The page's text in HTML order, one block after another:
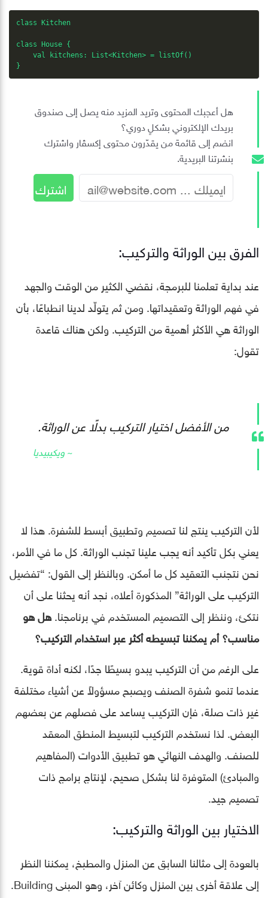
class Kitchen
class House {
    val kitchens: List<Kitchen> = listOf()
}
هل أعجبك المحتوى وتريد المزيد منه يصل إلى صندوق
بريدك الإلكتروني بشكلٍ دوري؟
انضم إلى قائمة من يقدّرون محتوى إكسڤار واشترك
بنشرتنا البريدية.
الفرق بين الوراثة والتركيب:
عند بداية تعلمنا للبرمجة، نقضي الكثير من الوقت والجهد
في فهم الوراثة وتعقيداتها. ومن ثم يتولّد لدينا انطباعًا، بأن
الوراثة هي الأكثر أهمية من التركيب. ولكن هناك قاعدة
تقول:
من الأفضل اختيار التركيب بدلًا عن الوراثة.
ويكيبيديا
لأن التركيب ينتج لنا تصميم وتطبيق أبسط للشفرة. هذا لا
يعني بكل تأكيد أنه يجب علينا تجنب الوراثة. كل ما في الأمر،
نحن نتجنب التعقيد كل ما أمكن. وبالنظر إلى القول: “تفضيل
التركيب على الوراثة” المذكورة أعلاه، نجد أنه يحثنا على أن
نتكئ، وننظر إلى التصميم المستخدم في برنامجنا.هل هو
مناسب؟ أم يمكننا تبسيطه أكثر عبر استخدام التركيب؟
على الرغم من أن التركيب يبدو بسيطًا جدًا، لكنه أداة قوية.
عندما تنمو شفرة الصنف ويصبح مسؤولاً عن أشياء مختلفة
غير ذات صلة، فإن التركيب يساعد على فصلهم عن بعضهم
البعض. لذا نستخدم التركيب لتبسيط المنطق المعقد
للصنف. والهدف النهائي هو تطبيق الأدوات (المفاهيم
والمبادئ) المتوفرة لنا بشكل صحيح، لإنتاج برامج ذات
تصميم جيد.
الاختيار بين الوراثة والتركيب:
بالعودة إلى مثالنا السابق عن المنزل والمطبخ، يمكننا النظر
إلى علاقة أخرى بين المنزل وكائن آخر، وهو المبنى Building.